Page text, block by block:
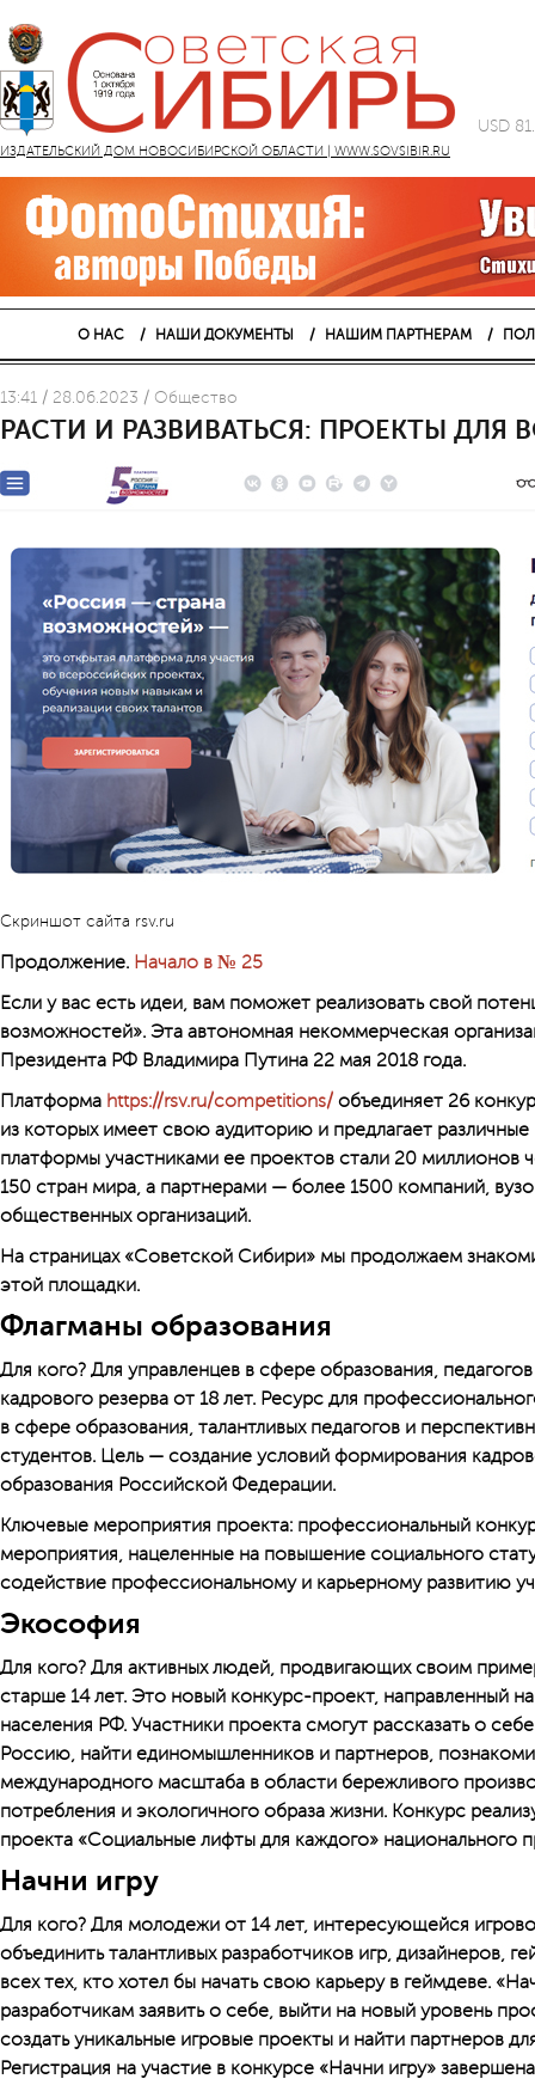
ИЗДАТЕЛЬСКИЙ ДОМ НОВОСИБИРСКОЙ ОБЛАСТИ | WWW.SOVSIBIR.RU
USD
О НАС НАШИ ДОКУМЕНТЫ НАШИМ ПАРТНЕРАМ
13:41 / 28.06.2023 / Общество
РАСТИ И РАЗВИВАТЬСЯ: ПРОЕКТЫ ДЛЯ
Скриншот сайта rsv.ru
Продолжение. Начало в № 25
Если у вас есть идеи, вам поможет реализовать свой
возможностей». Эта автономная некоммерческая
Президента РФ Владимира Путина 22 мая 2018 года.
Платформа https://rsv.ru/competitions/ объединяет 26
из которых имеет свою аудиторию и предлагает различные
платформы участниками ее проектов стали 20 миллионов
150 стран мира, а партнерами — более 1500 компаний,
общественных организаций.
На страницах «Советской Сибири» мы продолжаем
этой площадки.
Флагманы образования
Для кого? Для управленцев в сфере образования,
кадрового резерва от 18 лет. Ресурс для
в сфере образования, талантливых педагогов и
студентов. Цель — создание условий формирования
образования Российской Федерации.
Ключевые мероприятия проекта: профессиональный
мероприятия, нацеленные на повышение социального
содействие профессиональному и карьерному развитию
Экософия
Для кого? Для активных людей, продвигающих своим
старше 14 лет. Это новый конкурс-проект, направленный
населения РФ. Участники проекта смогут рассказать о
Россию, найти единомышленников и партнеров,
международного масштаба в области бережливого
потребления и экологичного образа жизни. Конкурс
проекта «Социальные лифты для каждого» национального
Начни игру
Для кого? Для молодежи от 14 лет, интересующейся
объединить талантливых разработчиков игр, дизайнеров,
всех тех, кто хотел бы начать свою карьеру в геймдеве.
разработчикам заявить о себе, выйти на новый уровень
создать уникальные игровые проекты и найти партнеров
Регистрация на участие в конкурсе «Начни игру»